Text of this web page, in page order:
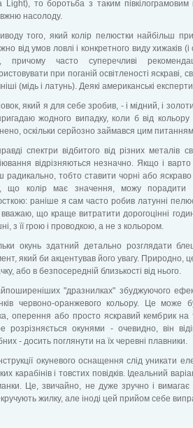
Light), то боротьба з таким
насолоду.
того, який колір пелюстки найбільш
від умов ловлі і конкретного виду хижаків
причому часто суперечливі
при поганій освітленості яскраві,
(мідь і латунь). Деякі американські
який я для себе зробив, - і мідний, і
жодного випадку, коли б від
оскільки серйозно займався цим
спектри відбитого від різних металів
відрізняються незначно. Якщо і
радикально, тобто ставити чорні або
що колір має значення, можу порадити
раніше я сам часто робив латунні
що краще витратити дорогоцінні
з її грою і проводкою, а не з кольором.
окунь здатний детально розглядати
який би акцентував його увагу.
або в безпосередній близькості від нього.
"дразнилках" збуджуючого
червоно-оранжевого кольору. Це може
оперення або просто яскравий кембрик на
розрізняється окунями - очевидно, він
- досить поглянути на їх черевні плавники.
окуневого оснащення слід уникати
карабінів і товстих повідків. Ідеальний
Це, звичайно, не дуже зручно і
жилку, але іноді цей прийом себе